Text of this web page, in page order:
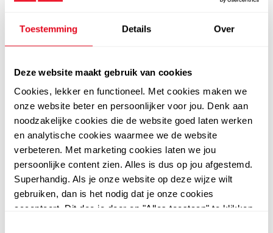
Toestemming Details Over
Deze website maakt gebruik van cookies
Cookies, lekker en functioneel. Met cookies maken we
onze website beter en persoonlijker voor jou. Denk aan
noodzakelijke cookies die de website goed laten werken
en analytische cookies waarmee we de website
verbeteren. Met marketing cookies laten we jou
persoonlijke content zien. Alles is dus op jou afgestemd.
Superhandig. Als je onze website op deze wijze wilt
gebruiken, dan is het nodig dat je onze cookies
accepteert. Dit doe je door op "Alles toestaan" te klikken.